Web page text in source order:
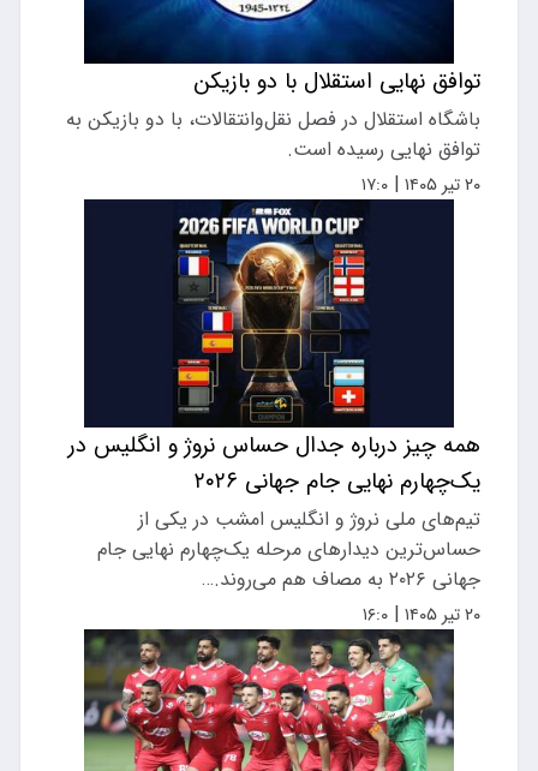
توافق نهایی استقلال با دو بازیکن
باشگاه استقلال در فصل نقل‌وانتقالات، با دو بازیکن به
توافق نهایی رسیده است.
۲۰ تیر ۱۴۰۵ | ۱۷:۰
همه چیز درباره جدال حساس نروژ و انگلیس در
یک‌چهارم نهایی جام جهانی ۲۰۲۶
تیم‌های ملی نروژ و انگلیس امشب در یکی از
حساس‌ترین دیدارهای مرحله یک‌چهارم نهایی جام
جهانی ۲۰۲۶ به مصاف هم می‌روند.…
۲۰ تیر ۱۴۰۵ | ۱۶:۰